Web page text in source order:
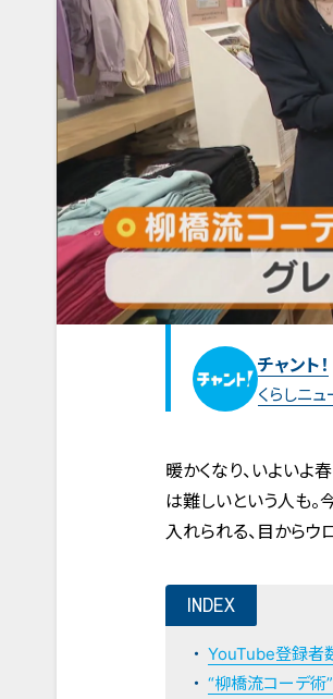
チャント！
くらしニュ
暖かくなり、いよいよ
は難しいという人も。
入れられる、目からウ
INDEX
YouTube登録者
“柳橋流コーデ術